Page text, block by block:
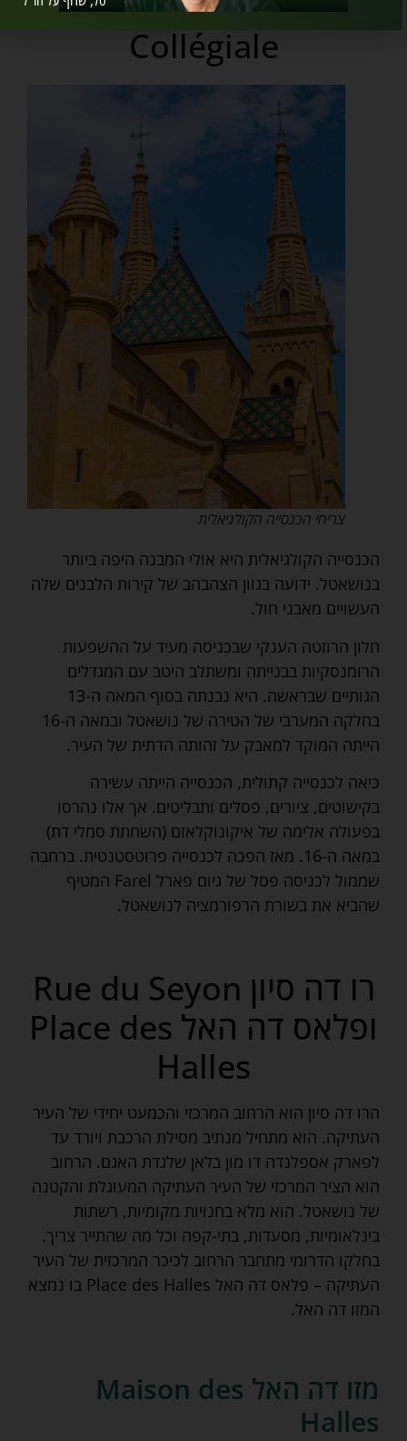
Collégiale
צריחי הכנסייה הקולגיאלית
הכנסייה הקולגיאלית היא אולי המבנה היפה ביותר
בנושאטל. ידועה בגוון הצהבהב של קירות הלבנים שלה
העשויים מאבני חול.
חלון הרוזטה הענקי שבכניסה מעיד על ההשפעות
הרומנסקיות בבנייתה ומשתלב היטב עם המגדלים
הגותיים שבראשה. היא נבנתה בסוף המאה ה-13
בחלקה המערבי של הטירה של נושאטל ובמאה ה-16
הייתה המוקד למאבק על זהותה הדתית של העיר.
כיאה לכנסייה קתולית, הכנסייה הייתה עשירה
בקישוטים, ציורים, פסלים ותבליטים. אך אלו נהרסו
בפעולה אלימה של איקונוקלאזם (השחתת סמלי דת)
במאה ה-16. מאז הפכה לכנסייה פרוטסטנטית. ברחבה
שממול לכניסה פסל של גיום פארל Farel המטיף
שהביא את בשורת הרפורמציה לנושאטל.
רו דה סיון Rue du Seyon
ופלאס דה האל Place des
Halles
הרו דה סיון הוא הרחוב המרכזי והכמעט יחידי של העיר
העתיקה. הוא מתחיל מנתיב מסילת הרכבת ויורד עד
לפארק אספלנדה דו מון בלאן שלגדת האגם. הרחוב
הוא הציר המרכזי של העיר העתיקה המעוגלת והקטנה
של נושאטל. הוא מלא בחנויות מקומיות, רשתות
בינלאומיות, מסעדות, בתי-קפה וכל מה שהתייר צריך.
בחלקו הדרומי מתחבר הרחוב לכיכר המרכזית של העיר
העתיקה – פלאס דה האל Place des Halles בו נמצא
המזו דה האל.
מזו דה האל Maison des
Halles